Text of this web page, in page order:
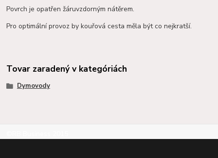
Povrch je opatřen žáruvzdorným nátěrem.
Pro optimální provoz by kouřová cesta měla být co nejkratší.
Tovar zaradený v kategóriách
Dymovody